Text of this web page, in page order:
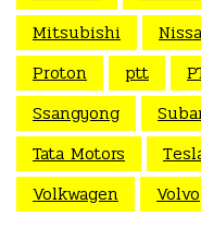
Mitsubishi
Proton
ptt
Ssangyong
Tata Motors
Volkwagen
Volvo